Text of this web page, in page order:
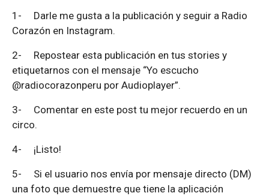
1- Darle me gusta a la publicación y seguir a Radio
Corazón en Instagram.
2- Repostear esta publicación en tus stories y
etiquetarnos con el mensaje “Yo escucho
@radiocorazonperu por Audioplayer”.
3- Comentar en este post tu mejor recuerdo en un
circo.
4- ¡Listo!
5- Si el usuario nos envía por mensaje directo (DM)
una foto que demuestre que tiene la aplicación